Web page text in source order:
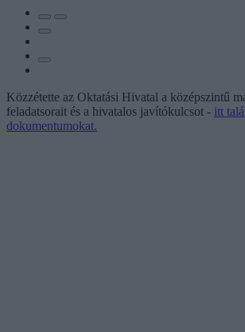
Közzétette az Oktatási Hivatal a középszintű
feladatsorait és a hivatalos javítókulcsot - itt
dokumentumokat.